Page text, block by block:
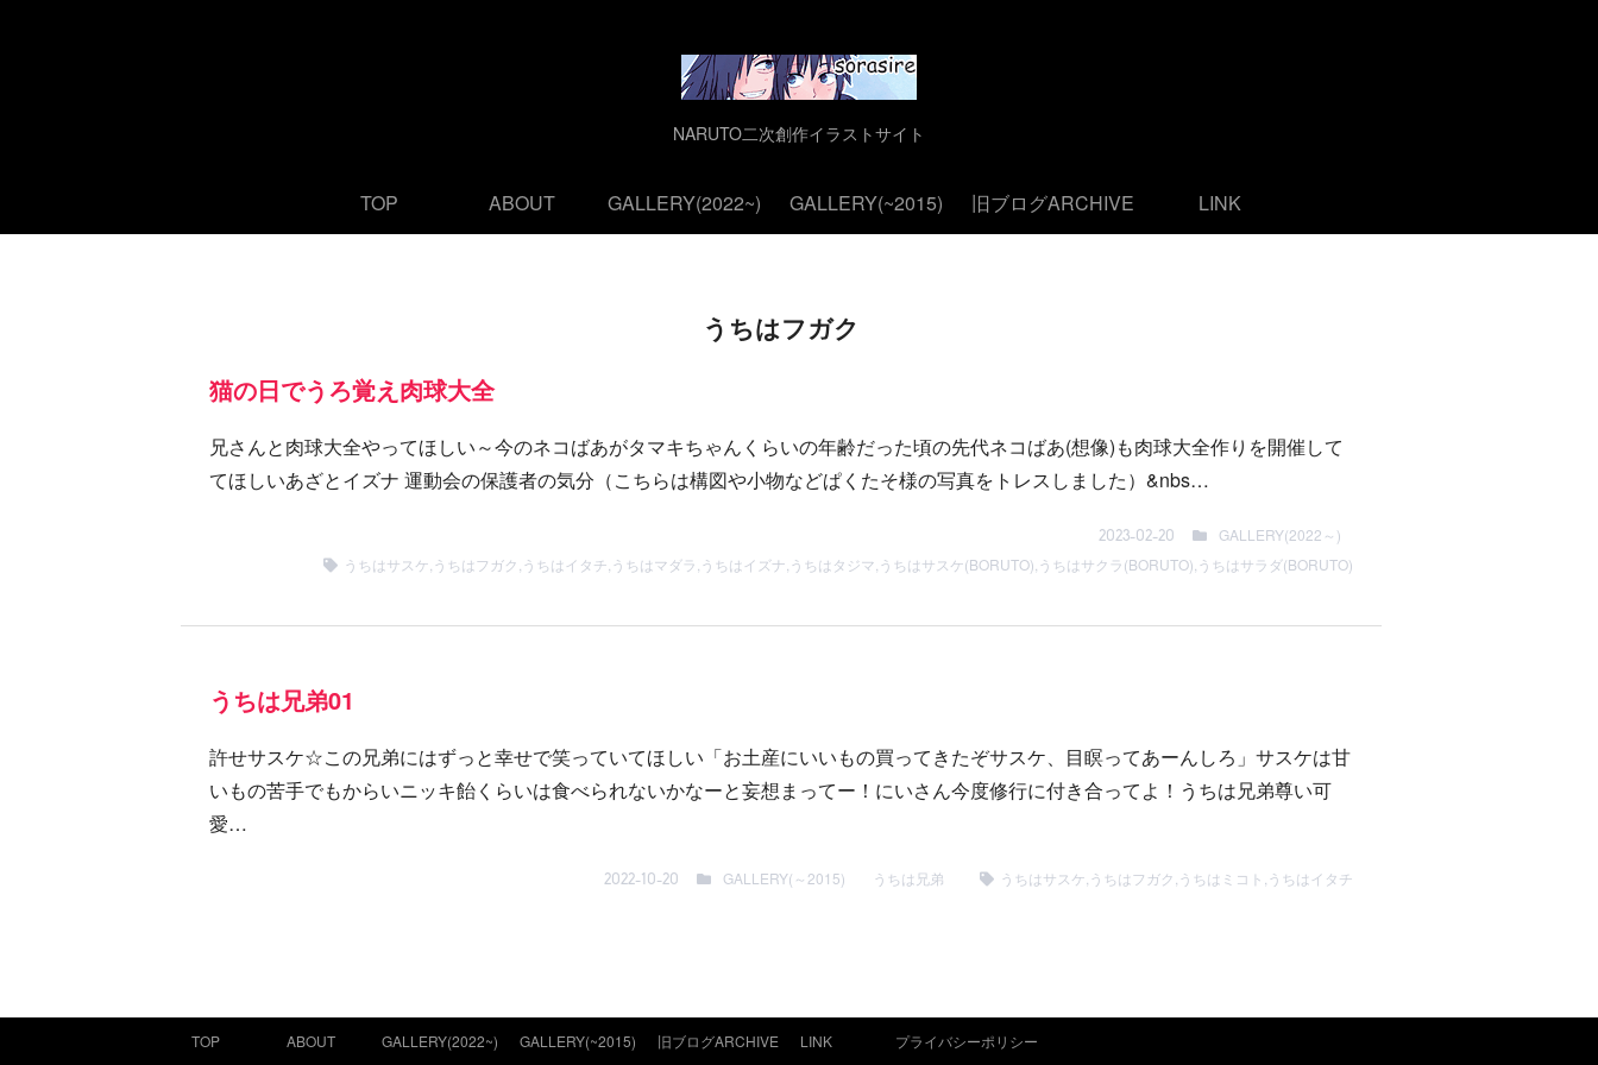
NARUTO二次創作イラストサイト
TOP ABOUT GALLERY(2022~) GALLERY(~2015) 旧ブログARCHIVE LINK
うちはフガク
猫の日でうろ覚え肉球大全
兄さんと肉球大全やってほしい～今のネコばあがタマキちゃんくらいの年齢だった頃の先代ネコばあ(想像)も肉球大全作りを開催して
てほしいあざとイズナ 運動会の保護者の気分（こちらは構図や小物などぱくたそ様の写真をトレスしました）&nbs…
2023-02-20
GALLERY(2022～)
うちはサスケ うちはフガク うちはイタチ うちはマダラ うちはイズナ うちはタジマ うちはサスケ(BORUTO) うちはサクラ(BORUTO) うちはサラダ(BORUTO)
うちは兄弟01
許せサスケ☆この兄弟にはずっと幸せで笑っていてほしい「お土産にいいもの買ってきたぞサスケ、目瞑ってあーんしろ」サスケは甘
いもの苦手でもからいニッキ飴くらいは食べられないかなーと妄想まってー！にいさん今度修行に付き合ってよ！うちは兄弟尊い可
愛…
2022-10-20 GALLERY(～2015) うちは兄弟 うちはサスケ うちはフガク うちはミコト うちはイタチ
TOP ABOUT GALLERY(2022~) GALLERY(~2015) 旧ブログARCHIVE LINK プライバシーポリシー